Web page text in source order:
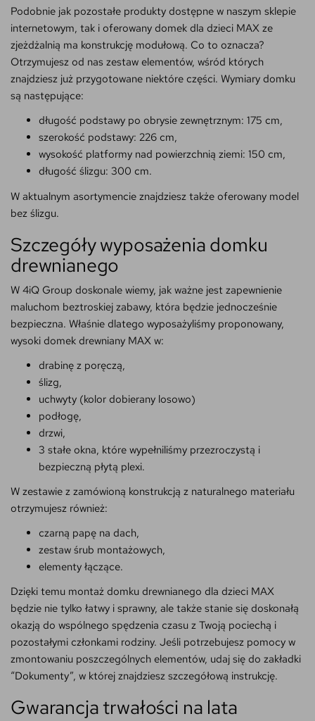
Podobnie jak pozostałe produkty dostępne w naszym sklepie
internetowym, tak i oferowany domek dla dzieci MAX ze
zjeżdżalnią ma konstrukcję modułową. Co to oznacza?
Otrzymujesz od nas zestaw elementów, wśród których
znajdziesz już przygotowane niektóre części. Wymiary domku
są następujące:
długość podstawy po obrysie zewnętrznym: 175 cm,
szerokość podstawy: 226 cm,
wysokość platformy nad powierzchnią ziemi: 150 cm,
długość ślizgu: 300 cm.
W aktualnym asortymencie znajdziesz także oferowany model
bez ślizgu.
Szczegóły wyposażenia domku
drewnianego
W 4iQ Group doskonale wiemy, jak ważne jest zapewnienie
maluchom beztroskiej zabawy, która będzie jednocześnie
bezpieczna. Właśnie dlatego wyposażyliśmy proponowany,
wysoki domek drewniany MAX w:
drabinę z poręczą,
ślizg,
uchwyty (kolor dobierany losowo)
podłogę,
drzwi,
3 stałe okna, które wypełniliśmy przezroczystą i
bezpieczną płytą plexi.
W zestawie z zamówioną konstrukcją z naturalnego materiału
otrzymujesz również:
czarną papę na dach,
zestaw śrub montażowych,
elementy łączące.
Dzięki temu montaż domku drewnianego dla dzieci MAX
będzie nie tylko łatwy i sprawny, ale także stanie się doskonałą
okazją do wspólnego spędzenia czasu z Twoją pociechą i
pozostałymi członkami rodziny. Jeśli potrzebujesz pomocy w
zmontowaniu poszczególnych elementów, udaj się do zakładki
“Dokumenty”, w której znajdziesz szczegółową instrukcję.
Gwarancja trwałości na lata